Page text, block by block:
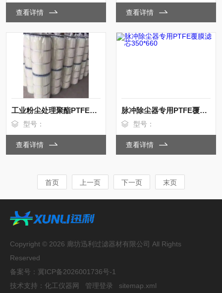
查看详情 查看详情
工业粉尘处理聚酯PTFE覆膜除尘筒350*660
型号：
查看详情
脉冲除尘器专用PTFE覆膜滤芯350*660
型号：
查看详情
首页 上一页 下一页 末页
Copyright © 2026 廊坊迅利过滤器材有限公司 All Rights
Reserved
备案号： 冀ICP备2026001736号-1
技术支持： 化工仪器网 管理登录 sitemap.xml